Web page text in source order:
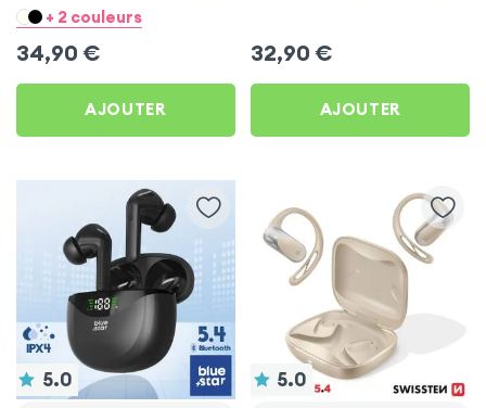
pour Motorola Moto G30
+ 2 couleurs
34,90 €
AJOUTER
32,90 €
AJOUTER
5.0 5.0